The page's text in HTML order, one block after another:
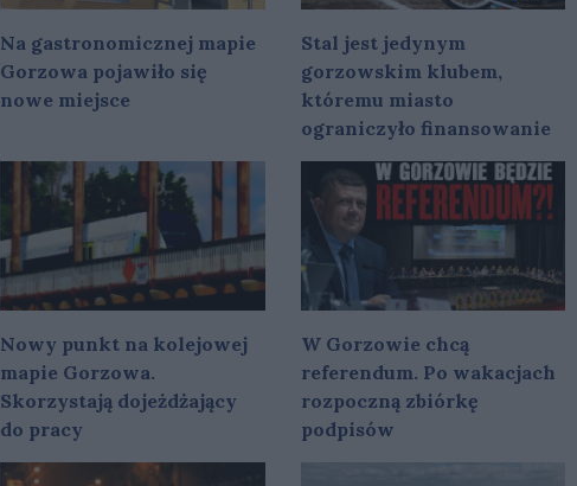
Na gastronomicznej mapie
Gorzowa pojawiło się
nowe miejsce
Stal jest jedynym
gorzowskim klubem,
któremu miasto
ograniczyło finansowanie
Nowy punkt na kolejowej
mapie Gorzowa.
Skorzystają dojeżdżający
do pracy
W Gorzowie chcą
referendum. Po wakacjach
rozpoczną zbiórkę
podpisów